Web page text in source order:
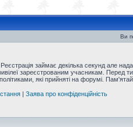
Ви
займає декілька секунд але
зареєстрованим учасникам. Перед
які прийняті на форумі.
| Заява про конфіденційність